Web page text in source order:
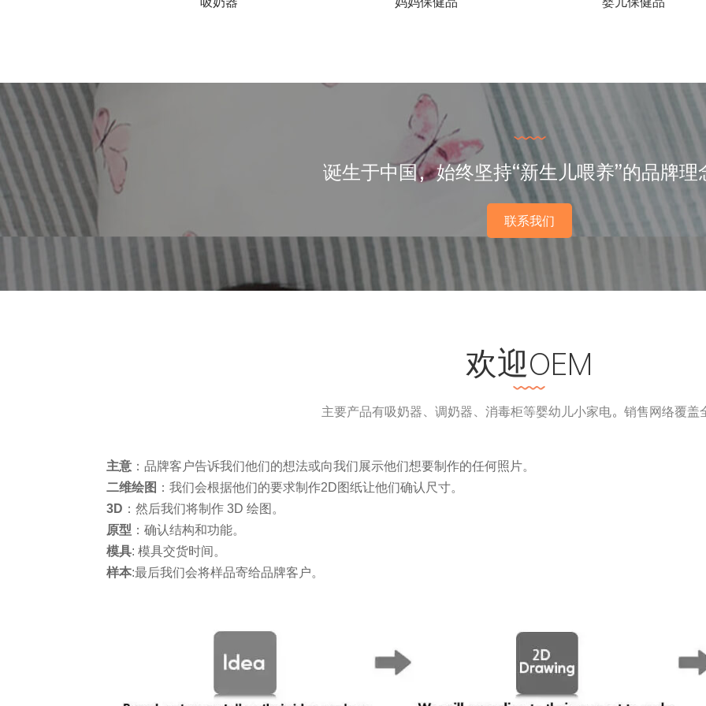
诞生于中国，始终坚持“新生儿喂养”的品牌理
联系我们
欢迎OEM
主要产品有吸奶器、调奶器、消毒柜等婴幼儿小家电。销售网络覆盖
主意：品牌客户告诉我们他们的想法或向我们展示他们想要制作的任何照片。
二维绘图 ：我们会根据他们的要求制作2D图纸让他们确认尺寸。
3D ：然后我们将制作 3D 绘图。
原型 ：确认结构和功能。
模具: 模具交货时间。
样本:最后我们会将样品寄给品牌客户。